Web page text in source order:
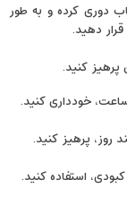
آفتاب دوری کرده و به طور
دهید.
کنید.
روز، پرهیز کنید.
استفاده کنید.